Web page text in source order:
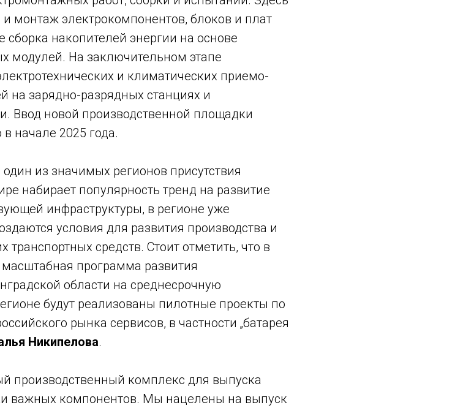
и монтаж электрокомпонентов, блоков и плат
сборка накопителей энергии на основе
модулей. На заключительном этапе
и климатических приемо-
на зарядно-разрядных станциях и
Ввод новой производственной площадки
начале 2025 года.
из значимых регионов присутствия
набирает популярность тренд на развитие
инфраструктуры, в регионе уже
условия для развития производства и
транспортных средств. Стоит отметить, что в
программа развития
области на среднесрочную
будут реализованы пилотные проекты по
рынка сервисов, в частности „батарея
Никипелова.
производственный комплекс для выпуска
важных компонентов. Мы нацелены на выпуск